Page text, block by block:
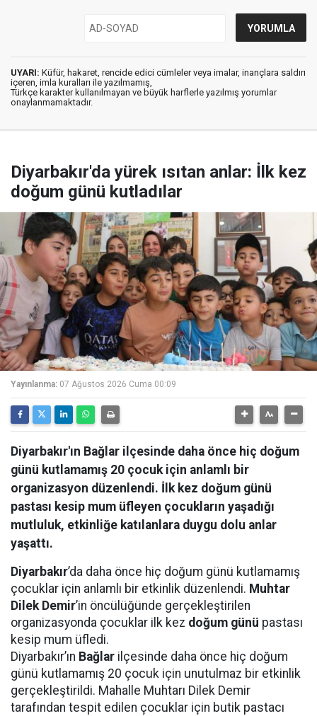
UYARI: Küfür, hakaret, rencide edici cümleler veya imalar, inançlara saldırı
içeren, imla kuralları ile yazılmamış,
Türkçe karakter kullanılmayan ve büyük harflerle yazılmış yorumlar
onaylanmamaktadır.
Diyarbakır'da yürek ısıtan anlar: İlk kez
doğum günü kutladılar
Yayınlanma: 07 Ağustos 2026 Cuma 00:09
Diyarbakır'ın Bağlar ilçesinde daha önce hiç doğum
günü kutlamamış 20 çocuk için anlamlı bir
organizasyon düzenlendi. İlk kez doğum günü
pastası kesip mum üfleyen çocukların yaşadığı
mutluluk, etkinliğe katılanlara duygu dolu anlar
yaşattı.
Diyarbakır’da daha önce hiç doğum günü kutlamamış
çocuklar için anlamlı bir etkinlik düzenlendi. Muhtar
Dilek Demir’in öncülüğünde gerçekleştirilen
organizasyonda çocuklar ilk kez doğum günü pastası
kesip mum üfledi.
Diyarbakır’ın Bağlar ilçesinde daha önce hiç doğum
günü kutlamamış 20 çocuk için unutulmaz bir etkinlik
gerçekleştirildi. Mahalle Muhtarı Dilek Demir
tarafından tespit edilen çocuklar için butik pastacı